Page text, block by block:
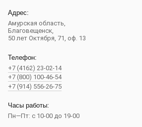
Адрес:
Амурская область,
Благовещенск,
50 лет Октября, 71, оф. 13
Телефон:
+7 (4162) 23-02-14
+7 (800) 100-46-54
+7 (914) 556-26-75
Часы работы:
Пн—Пт: с 10-00 до 19-00